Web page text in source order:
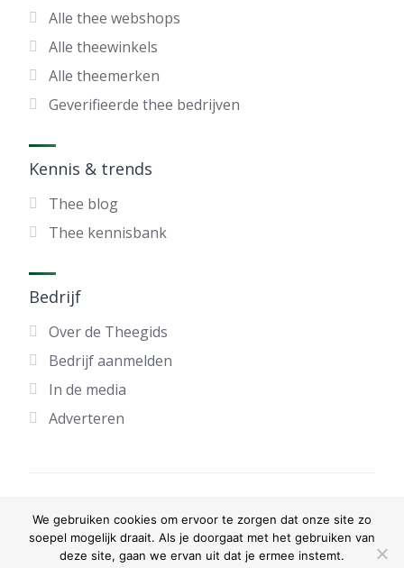
Alle thee webshops
Alle theewinkels
Alle theemerken
Geverifieerde thee bedrijven
Kennis & trends
Thee blog
Thee kennisbank
Bedrijf
Over de Theegids
Bedrijf aanmelden
In de media
Adverteren
®2025 De Nationale Theegids - alle rechten
voorbehouden
We gebruiken cookies om ervoor te zorgen dat onze site zo
soepel mogelijk draait. Als je doorgaat met het gebruiken van
deze site, gaan we ervan uit dat je ermee instemt.